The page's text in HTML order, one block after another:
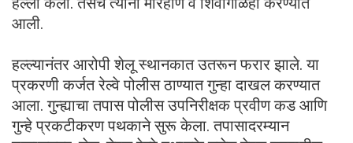
आली.
हल्ल्यानंतर आरोपी शेलू स्थानकात उतरून फरार झाले. या
प्रकरणी कर्जत रेल्वे पोलीस ठाण्यात गुन्हा दाखल करण्यात
आला. गुन्ह्याचा तपास पोलीस उपनिरीक्षक प्रवीण कड आणि
गुन्हे प्रकटीकरण पथकाने सुरू केला. तपासादरम्यान